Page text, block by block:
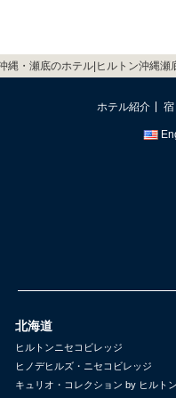
縄・瀬底のホテル|ヒルトン沖縄瀬
ホテル紹介 宿
北海道
ヒルトンニセコビレッジ
ヒノデヒルズ・ニセコビレッジ
キュリオ・コレクション by ヒルトン